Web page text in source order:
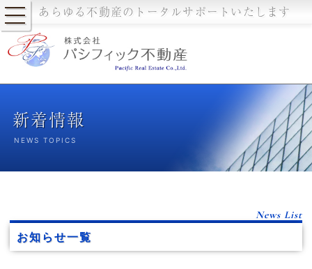
あらゆる不動産のトータルサポートいたします
新着情報
NEWS TOPICS
News List
お知らせ一覧